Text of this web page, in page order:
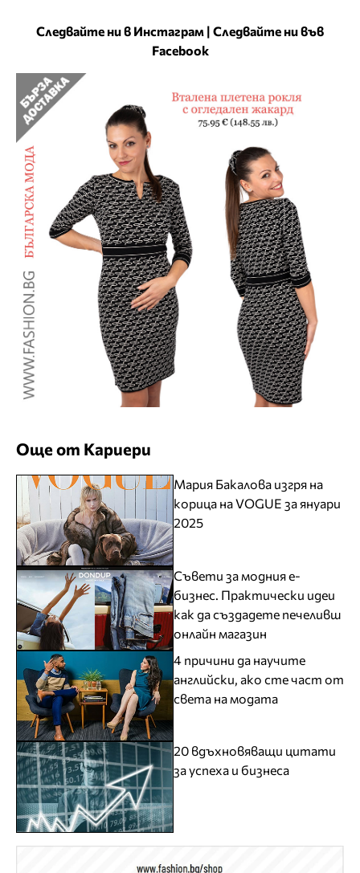
Следвайте ни в Инстаграм | Следвайте ни във
Facebook
Още от Кариери
Мария Бакалова изгря на
корица на VOGUE за януари
2025
Съвети за модния е-
бизнес. Практически идеи
как да създадете печеливш
онлайн магазин
4 причини да научите
английски, ако сте част от
света на модата
20 вдъхновяващи цитати
за успеха и бизнеса